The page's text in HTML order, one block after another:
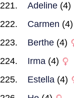
Adeline (4)
Carmen (4)
Berthe (4)
Irma (4)
Estella (4)